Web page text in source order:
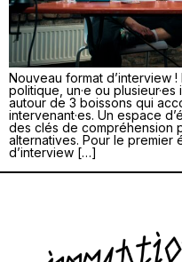
Nouveau format d’interview
politique, un·e ou
autour de 3 boissons qui
intervenant·es. Un espace
des clés de compréhension
alternatives. Pour le
d’interview […]